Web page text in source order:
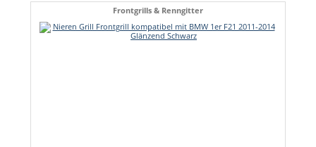
Frontgrills & Renngitter